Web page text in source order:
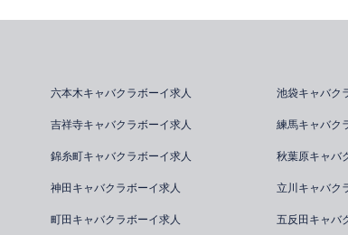
六本木キャバクラボーイ求人 池袋キャバク
吉祥寺キャバクラボーイ求人 練馬キャバク
錦糸町キャバクラボーイ求人 秋葉原キャバ
神田キャバクラボーイ求人 立川キャバク
町田キャバクラボーイ求人 五反田キャバ